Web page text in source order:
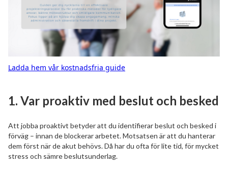
Ladda hem vår kostnadsfria guide
1. Var proaktiv med beslut och besked
Att jobba proaktivt betyder att du identifierar beslut och besked i
förväg – innan de blockerar arbetet. Motsatsen är att du hanterar
dem först när de akut behövs. Då har du ofta för lite tid, för mycket
stress och sämre beslutsunderlag.